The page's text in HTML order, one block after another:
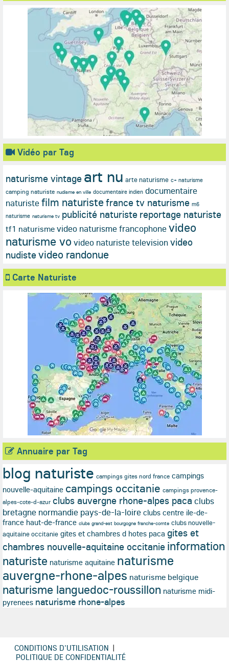
Vidéo par Tag
naturisme vintage art nu arte naturisme c+ naturisme
camping naturiste nudisme en ville documentaire indien documentaire
naturistefilm naturistefrance tv naturisme m6
naturisme naturisme tv publicité naturiste reportage naturiste
tf1 naturisme video naturisme francophonevideo
naturisme vo video naturiste televisionvideo
nudistevideo randonue
Carte Naturiste
Annuaire par Tag
blog naturiste campings gites nord france campings
nouvelle-aquitaine campings occitanie campings provence-
alpes-cote-d-azur clubs auvergne rhone-alpes paca clubs
bretagne normandie pays-de-la-loire clubs centre ile-de-
france haut-de-france clubs grand-est bourgogne franche-comte clubs nouvelle-
aquitaine occitanie gites et chambres d hotes paca gites et
chambres nouvelle-aquitaine occitanie information
naturiste naturisme aquitaine naturisme
auvergne-rhone-alpes naturisme belgique
naturisme languedoc-roussillon naturisme midi-
pyrenees naturisme rhone-alpes
CONDITIONS D'UTILISATION |
POLITIQUE DE CONFIDENTIALITÉ